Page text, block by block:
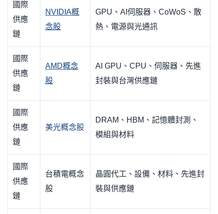
國際
供應
鏈
NVIDIA概
念股
GPU、AI伺服器、CoWoS、散
熱、電源與光通訊
國際
供應
鏈
AMD概念
股
AI GPU、CPU、伺服器、先進
封裝與台灣供應鏈
國際
供應
鏈
美光概念股
DRAM、HBM、記憶體封測、
模組與材料
國際
供應
鏈
台積電概念
股
晶圓代工、設備、材料、先進封
裝與供應鏈